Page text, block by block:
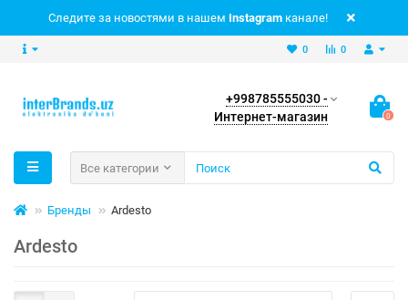
Следите за новостями в нашем Instagram канале!
0
0
+998785555030 -
Интернет-магазин
0
Все категории
Бренды Ardesto
Ardesto